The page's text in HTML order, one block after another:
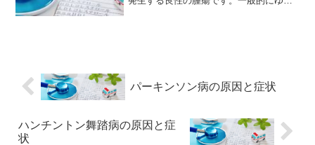
パーキンソン病の原因と症状
ハンチントン舞踏病の原因と症
状